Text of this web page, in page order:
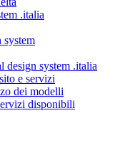
.italia
system
design system .italia
e servizi
dei modelli
disponibili